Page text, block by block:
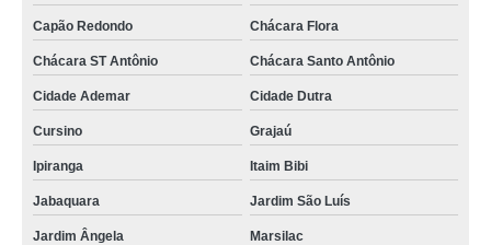
Capão Redondo Chácara Flora
Chácara ST Antônio Chácara Santo Antônio
Cidade Ademar Cidade Dutra
Cursino Grajaú
Ipiranga Itaim Bibi
Jabaquara Jardim São Luís
Jardim Ângela Marsilac